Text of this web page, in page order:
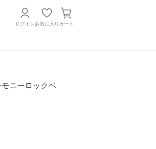
ログインお気に入り カート
ニーロックペ